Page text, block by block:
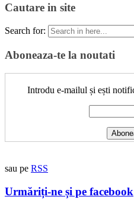
Cautare in site
Search for:
Aboneaza-te la noutati
Introdu e-mailul și ești
sau pe RSS
Urmăriți-ne și pe facebook